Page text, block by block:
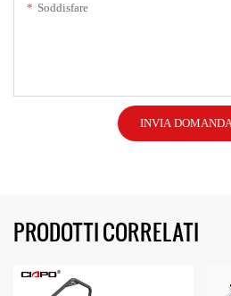
Soddisfare
INVIA
PRODOTTI CORRELATI